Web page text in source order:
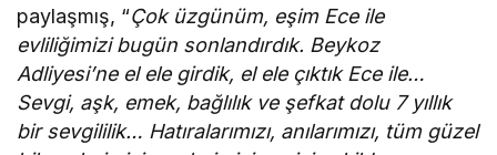
paylaşmış, “Çok üzgünüm, eşim Ece ile
evliliğimizi bugün sonlandırdık. Beykoz
Adliyesi’ne el ele girdik, el ele çıktık Ece ile…
Sevgi, aşk, emek, bağlılık ve şefkat dolu 7 yıllık
bir sevgililik… Hatıralarımızı, anılarımızı, tüm güzel